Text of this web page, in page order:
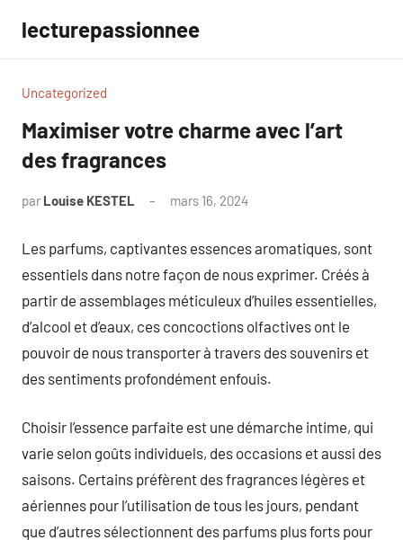
contenu
lecturepassionnee
Uncategorized
Maximiser votre charme avec l’art
des fragrances
par Louise KESTEL mars 16, 2024
Les parfums, captivantes essences aromatiques, sont
essentiels dans notre façon de nous exprimer. Créés à
partir de assemblages méticuleux d’huiles essentielles,
d’alcool et d’eaux, ces concoctions olfactives ont le
pouvoir de nous transporter à travers des souvenirs et
des sentiments profondément enfouis.
Choisir l’essence parfaite est une démarche intime, qui
varie selon goûts individuels, des occasions et aussi des
saisons. Certains préfèrent des fragrances légères et
aériennes pour l’utilisation de tous les jours, pendant
que d’autres sélectionnent des parfums plus forts pour